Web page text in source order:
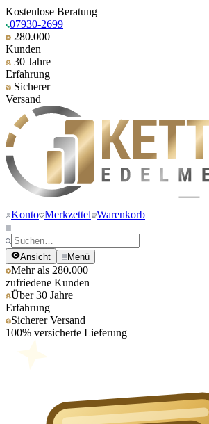
Kostenlose Beratung
07930-2699
280.000
Kunden
30 Jahre
Erfahrung
Sicherer
Versand
Konto Merkzettel Warenkorb
Ansicht Menü
Mehr als 280.000
zufriedene Kunden
Über 30 Jahre
Erfahrung
Sicherer Versand
100% versicherte Lieferung